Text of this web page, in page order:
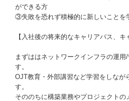
ができる方
③失敗を恐れず積極的に新しいことを
【入社後の将来的なキャリアパス、キ
まずははネットワークインフラの運用
す。
OJT教育・外部講習など学習をしなが
す。
そののちに構築業務やプロジェクト